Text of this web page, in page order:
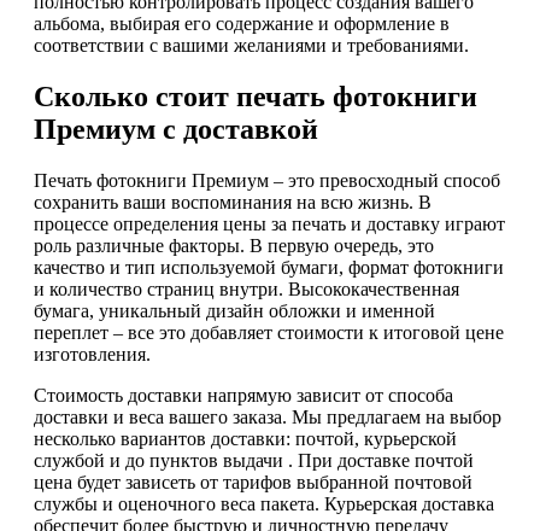
альбома, выбирая его содержание и оформление в
соответствии с вашими желаниями и требованиями.
Сколько стоит печать фотокниги
Премиум с доставкой
Печать фотокниги Премиум – это превосходный способ
сохранить ваши воспоминания на всю жизнь. В
процессе определения цены за печать и доставку играют
роль различные факторы. В первую очередь, это
качество и тип используемой бумаги, формат фотокниги
и количество страниц внутри. Высококачественная
бумага, уникальный дизайн обложки и именной
переплет – все это добавляет стоимости к итоговой цене
изготовления.
Стоимость доставки напрямую зависит от способа
доставки и веса вашего заказа. Мы предлагаем на выбор
несколько вариантов доставки: почтой, курьерской
службой и до пунктов выдачи . При доставке почтой
цена будет зависеть от тарифов выбранной почтовой
службы и оценочного веса пакета. Курьерская доставка
обеспечит более быструю и личностную передачу